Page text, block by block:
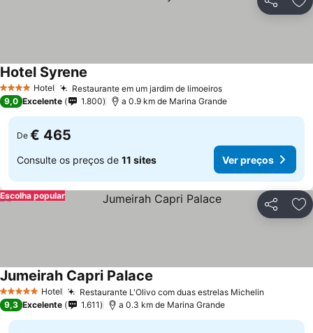
Partilhar
4 EstrelasHotel Restaurante em um jardim de limoeiros
Hotel Syrene
9,0 Excelente 1.800 a 0.9 km de Marina Grande
De € 465
Consulte os preços de 11 sites Ver preços
Partilhar
Escolha popular
5 Estrelas Hotel Restaurante L'Olivo com duas estrelas Michelin
Jumeirah Capri Palace
9,3 Excelente 1.611 a 0.3 km de Marina Grande